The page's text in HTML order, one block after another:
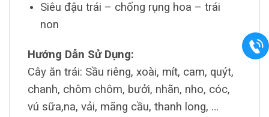
Siêu đậu trái – chống rụng hoa – trái
non
Hướng Dẫn Sử Dụng:
Cây ăn trái: Sầu riêng, xoài, mít, cam, quýt,
chanh, chôm chôm, bưởi, nhãn, nho, cóc,
vú sữa,na, vải, mãng cầu, thanh long, …